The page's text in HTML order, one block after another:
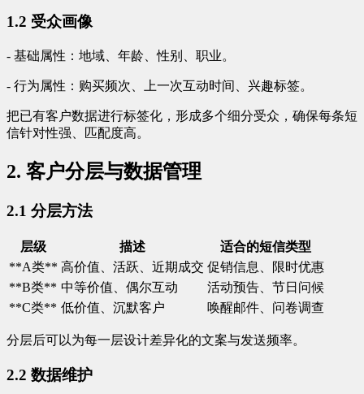
1.2 受众画像
- 基础属性：地域、年龄、性别、职业。
- 行为属性：购买频次、上一次互动时间、兴趣标签。
把已有客户数据进行标签化，形成多个细分受众，确保每条短
信针对性强、匹配度高。
2. 客户分层与数据管理
2.1 分层方法
层级 描述
适合的短信类型
**A类** 高价值、活跃、近期成交 促销信息、限时优惠
**B类** 中等价值、偶尔互动
活动预告、节日问候
**C类** 低价值、沉默客户 唤醒邮件、问卷调查
分层后可以为每一层设计差异化的文案与发送频率。
2.2 数据维护